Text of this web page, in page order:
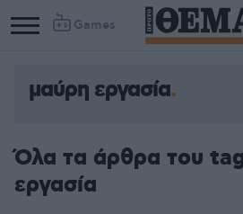
Games
μαύρη εργασία
Όλα τα άρθρα του
εργασία